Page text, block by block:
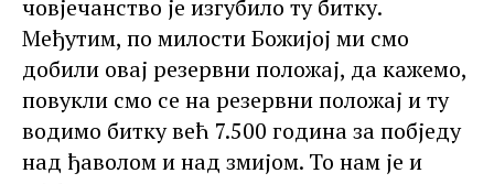
човјечанство је изгубило ту битку.
Међутим, по милости Божијој ми смо
добили овај резервни положај, да кажемо,
повукли смо се на резервни положај и ту
водимо битку већ 7.500 година за побједу
над ђаволом и над змијом. То нам је и